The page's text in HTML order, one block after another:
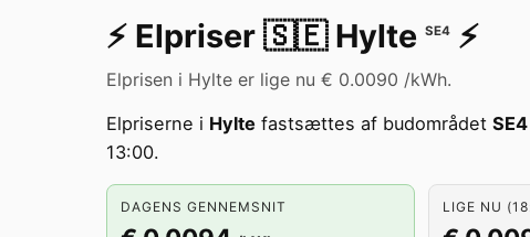
⚡️ Elpriser 🇸🇪 Hylte SE4 ⚡️
Elprisen i Hylte er lige nu € 0.0090 /kWh.
Elpriserne i Hylte fastsættes af budområdet
13:00.
DAGENS GENNEMSNIT LIGE NU